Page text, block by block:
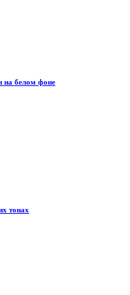
на белом фоне
тонах